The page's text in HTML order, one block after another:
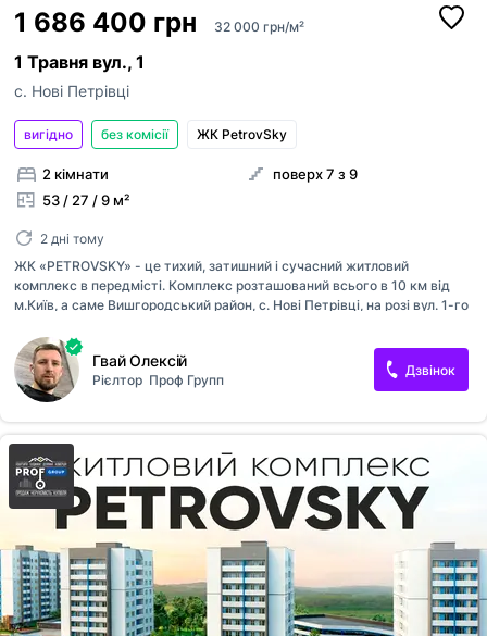
1 686 400 грн 32 000 грн/м²
1 Травня вул., 1
с. Нові Петрівці
вигідно без комісії ЖК PetrovSky
2 кімнати
53 / 27 / 9 м²
поверх 7 з 9
2 дні тому
ЖК «PETROVSKY» - це тихий, затишний і сучасний житловий
комплекс в передмісті. Комплекс розташований всього в 10 км від
м.Київ, а саме Вишгородський район, с. Нові Петрівці, на розі вул. 1-го
займає всього 15-20 хвилин громадським транспортом. Регулярні
перевезення, гарне транспортне сполучення. Комплекс складається
з п’яти , 9-ти поверхових цегляних будинків. На території комплексу
передбачена наземна гостьова парковка , сучасний благоустрій,
озеленення подвір'я і безпечні дитячі майданчики. Комплектація
квартири: - чорнова штукатурка(обробка) стін, - вхідні металеві
двері, - сантехніка розведена по стоякам, - металопласти...
Гвай Олексій
Рієлтор Проф Групп
Дзвінок